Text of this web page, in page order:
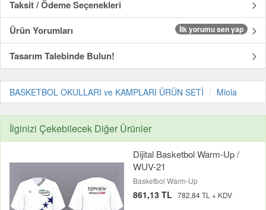
Taksit / Ödeme Seçenekleri
Ürün Yorumları
İlk yorumu sen yap
Tasarım Talebinde Bulun!
BASKETBOL OKULLARI ve KAMPLARI ÜRÜN SETİ Miola
İlginizi Çekebilecek Diğer Ürünler
Dijital Basketbol Warm-Up /
WUV-21
Basketbol Warm-Up
861,13 TL 782,84 TL + KDV